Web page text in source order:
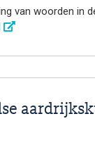
van woorden in